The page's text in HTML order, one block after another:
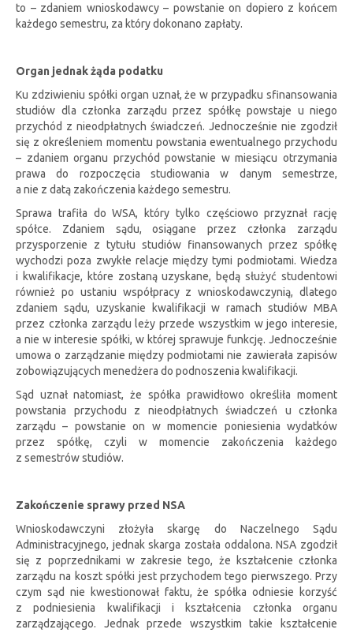
to – zdaniem wnioskodawcy – powstanie on dopiero z końcem
każdego semestru, za który dokonano zapłaty.
Organ jednak żąda podatku
Ku zdziwieniu spółki organ uznał, że w przypadku sfinansowania
studiów dla członka zarządu przez spółkę powstaje u niego
przychód z nieodpłatnych świadczeń. Jednocześnie nie zgodził
się z określeniem momentu powstania ewentualnego przychodu
– zdaniem organu przychód powstanie w miesiącu otrzymania
prawa do rozpoczęcia studiowania w danym semestrze,
a nie z datą zakończenia każdego semestru.
Sprawa trafiła do WSA, który tylko częściowo przyznał rację
spółce. Zdaniem sądu, osiągane przez członka zarządu
przysporzenie z tytułu studiów finansowanych przez spółkę
wychodzi poza zwykłe relacje między tymi podmiotami. Wiedza
i kwalifikacje, które zostaną uzyskane, będą służyć studentowi
również po ustaniu współpracy z wnioskodawczynią, dlatego
zdaniem sądu, uzyskanie kwalifikacji w ramach studiów MBA
przez członka zarządu leży przede wszystkim w jego interesie,
a nie w interesie spółki, w której sprawuje funkcję. Jednocześnie
umowa o zarządzanie między podmiotami nie zawierała zapisów
zobowiązujących menedżera do podnoszenia kwalifikacji.
Sąd uznał natomiast, że spółka prawidłowo określiła moment
powstania przychodu z nieodpłatnych świadczeń u członka
zarządu – powstanie on w momencie poniesienia wydatków
przez spółkę, czyli w momencie zakończenia każdego
z semestrów studiów.
Zakończenie sprawy przed NSA
Wnioskodawczyni złożyła skargę do Naczelnego Sądu
Administracyjnego, jednak skarga została oddalona. NSA zgodził
się z poprzednikami w zakresie tego, że kształcenie członka
zarządu na koszt spółki jest przychodem tego pierwszego. Przy
czym sąd nie kwestionował faktu, że spółka odniesie korzyść
z podniesienia kwalifikacji i kształcenia członka organu
zarządzającego. Jednak przede wszystkim takie kształcenie